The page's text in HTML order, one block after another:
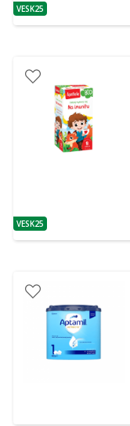
patarimas
VESK25
patarimas
VESK25